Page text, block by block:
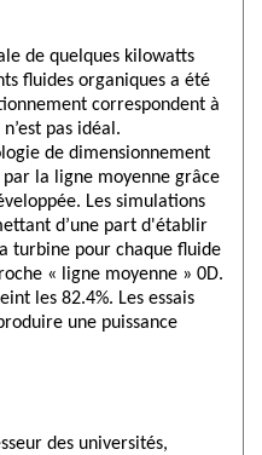
de quelques kilowatts
fluides organiques a été
correspondent à
pas idéal.
de dimensionnement
la ligne moyenne grâce
Les simulations
d’une part d'établir
turbine pour chaque fluide
« ligne moyenne » 0D.
les 82.4%. Les essais
une puissance
des universités,